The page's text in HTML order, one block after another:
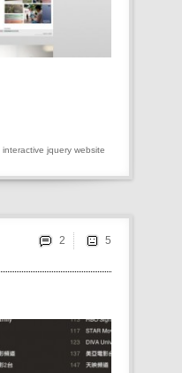
interactive jquery website
2